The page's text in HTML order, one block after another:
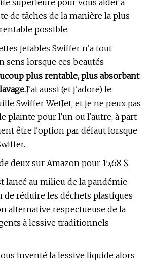
supérieure pour vous aider à
de tâches de la manière la plus
possible.
jetables Swiffer n’a tout
sens lorsque ces beautés
plus rentable, plus absorbant
J'ai aussi (et j'adore) le
Swiffer WetJet, et je ne peux pas
plainte pour l'un ou l'autre, à part
être l'option par défaut lorsque
deux sur Amazon pour 15,68 $.
lancé au milieu de la pandémie
de réduire les déchets plastiques
alternative respectueuse de la
à lessive traditionnels
inventé la lessive liquide alors